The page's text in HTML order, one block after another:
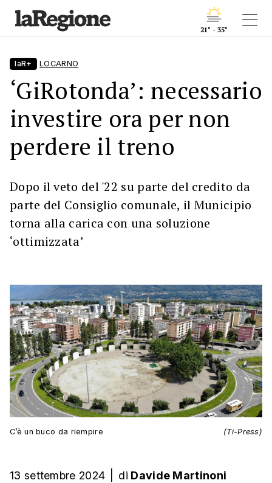
21° - 35°
laR+ LOCARNO
‘GiRotonda’: necessario
investire ora per non
perdere il treno
Dopo il veto del '22 su parte del credito da
parte del Consiglio comunale, il Municipio
torna alla carica con una soluzione
‘ottimizzata’
C’è un buco da riempire (Ti-Press)
13 settembre 2024 di Davide Martinoni